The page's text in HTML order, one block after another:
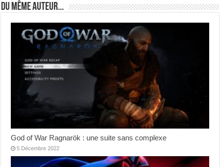
Du même auteur...
God of War Ragnarök : une suite sans complexe
5 Décembre 2022